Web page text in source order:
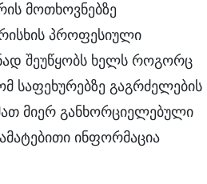
მოთხოვნებზე
პროფესიული
შეუწყობს ხელს როგორც
საფეხურებზე გაგრძელების
მიერ განხორციელებული
ინფორმაცია